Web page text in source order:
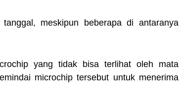
meskipun beberapa di antaranya
yang tidak bisa terlihat oleh mata
microchip tersebut untuk menerima